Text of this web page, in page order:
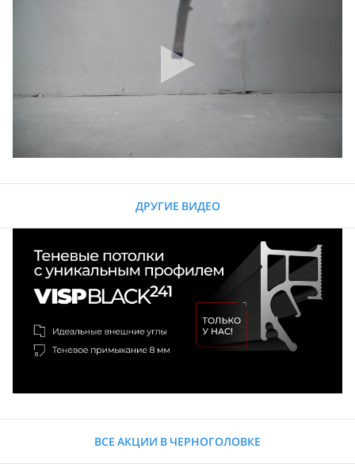
ДРУГИЕ ВИДЕО
ВСЕ АКЦИИ В ЧЕРНОГОЛОВКЕ